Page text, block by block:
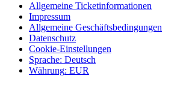
Allgemeine Ticketinformationen
Impressum
Allgemeine Geschäftsbedingungen
Datenschutz
Cookie-Einstellungen
Sprache: Deutsch
Währung: EUR